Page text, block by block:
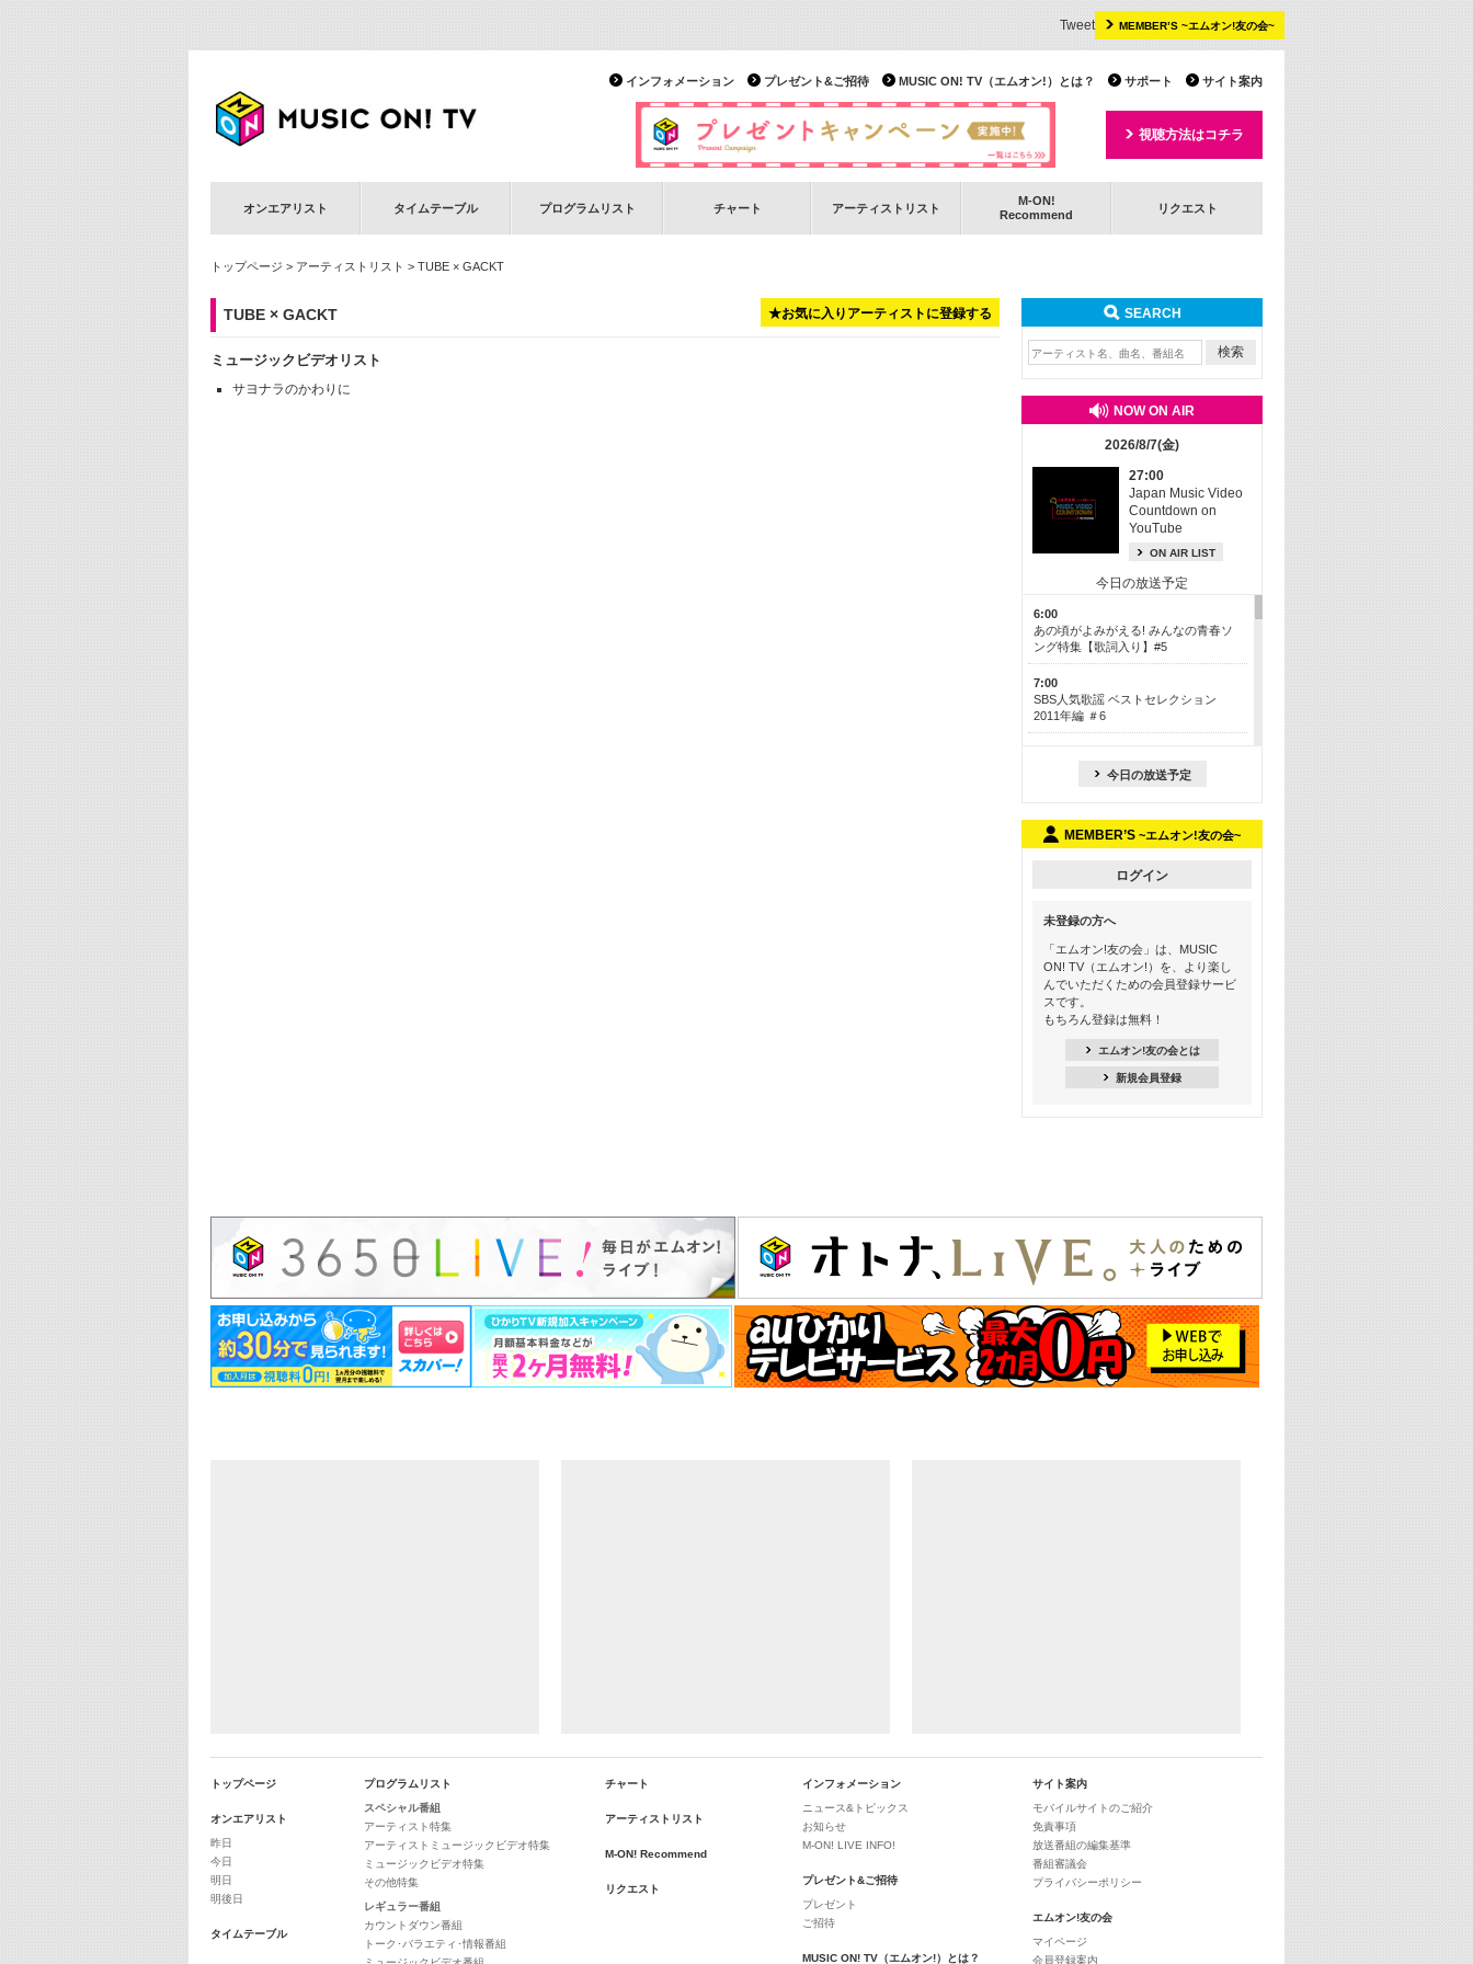
MEMBER’S ~エムオン!友の会~
Tweet
サイト案内
サポート
MUSIC ON! TV（エムオン!）とは？
プレゼント&ご招待
インフォメーション
視聴方法はコチラ
オンエアリスト タイムテーブル プログラムリスト チャート アーティストリスト
M-ON!
Recommend
リクエスト
トップページ > アーティストリスト > TUBE × GACKT
★お気に入りアーティストに登録する
TUBE × GACKT
ミュージックビデオリスト
サヨナラのかわりに
SEARCH
NOW ON AIR
2026/8/7(金)
27:00
Japan Music Video
Countdown on
YouTube
ON AIR LIST
今日の放送予定
6:00
あの頃がよみがえる! みんなの青春ソ
ング特集【歌詞入り】#5
7:00
SBS人気歌謡 ベストセレクション
2011年編 ＃6
今も昔も愛される鉄板カラオケメドレ
ー【歌詞入り】 一挙5時間！
13:30
Apple Music カウントダウン 20
16:30
あのころK-POPヒッツ! 2018→2021年
18:30
M-ON! Countdown K
23:00
SUPER EIGHT特集
24:00
25:00
エムオン! ヒッツ
26:00
今日の放送予定
MEMBER’S ~エムオン!友の会~
ログイン
未登録の方へ
「エムオン!友の会」は、MUSIC
ON! TV（エムオン!）を、より楽し
んでいただくための会員登録サービ
スです。
もちろん登録は無料！
エムオン!友の会とは
新規会員登録
トップページ
オンエアリスト
昨日
今日
明日
明後日
タイムテーブル
プログラムリスト
スペシャル番組
アーティスト特集
アーティストミュージックビデオ特集
ミュージックビデオ特集
その他特集
レギュラー番組
カウントダウン番組
トーク･バラエティ･情報番組
チャート
アーティストリスト
M-ON! Recommend
リクエスト
インフォメーション
ニュース&トピックス
お知らせ
M-ON! LIVE INFO!
プレゼント&ご招待
プレゼント
ご招待
MUSIC ON! TV（エムオン!）とは？
サイト案内
モバイルサイトのご紹介
免責事項
放送番組の編集基準
番組審議会
プライバシーポリシー
エムオン!友の会
マイページ
会員登録案内